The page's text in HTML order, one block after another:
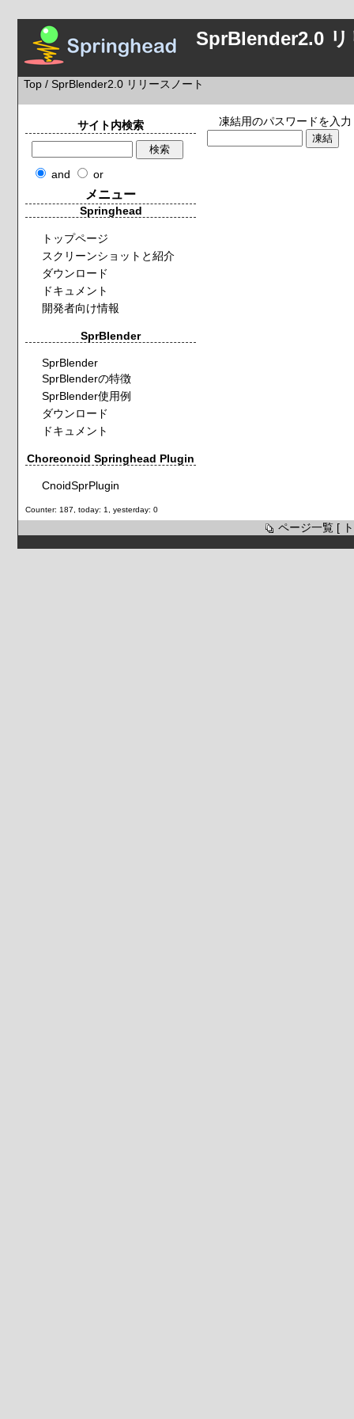
SprBlender2.0
Top / SprBlender2.0 リリースノート
凍結用のパスワードを入
サイト内検索
and or
メニュー
Springhead
トップページ
スクリーンショットと紹介
ダウンロード
ドキュメント
開発者向け情報
SprBlender
SprBlender
SprBlenderの特徴
SprBlender使用例
ダウンロード
ドキュメント
Choreonoid Springhead Plugin
CnoidSprPlugin
Counter: 187, today: 1, yesterday: 0
ページ一覧[